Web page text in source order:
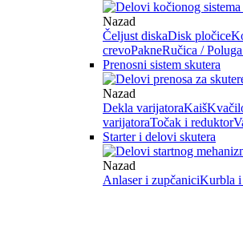
Nazad
Čeljust diskaDisk pločice
crevoPakneRučica /
Prenosni sistem skutera
Nazad
Dekla varijatoraKaiš
varijatoraTočak i reduktor
Starter i delovi skutera
Nazad
Anlaser i zupčaniciKurbla i